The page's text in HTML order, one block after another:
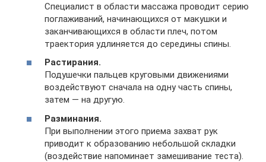
Специалист в области массажа проводит серию
поглаживаний, начинающихся от макушки и
заканчивающихся в области плеч, потом
траектория удлиняется до середины спины.
Растирания.
Подушечки пальцев круговыми движениями
воздействуют сначала на одну часть спины,
затем — на другую.
Разминания.
При выполнении этого приема захват рук
приводит к образованию небольшой складки
(воздействие напоминает замешивание теста).